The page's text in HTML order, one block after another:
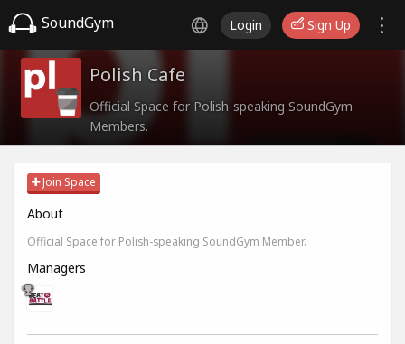
SoundGym Login Sign Up
Polish Cafe
Official Space for Polish-speaking SoundGym
Members.
Join Space
About
Official Space for Polish-speaking SoundGym Member.
Managers